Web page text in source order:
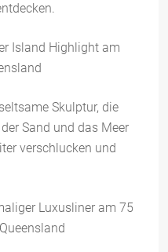
Skulptur, die
Sand und das Meer
verschlucken und